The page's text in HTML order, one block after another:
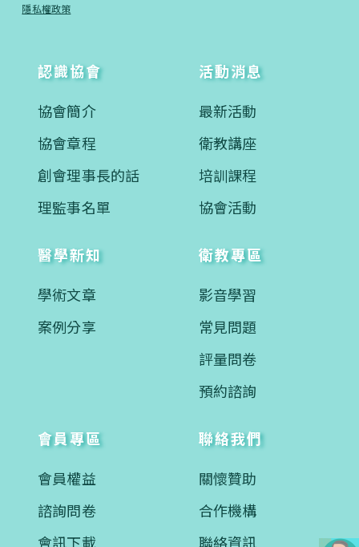
隱私權政策
認識協會
協會簡介
協會章程
創會理事長的話
理監事名單
活動消息
最新活動
衛教講座
培訓課程
協會活動
醫學新知
學術文章
案例分享
衛教專區
影音學習
常見問題
評量問卷
預約諮詢
會員專區
會員權益
諮詢問卷
會訊下載
聯絡我們
關懷贊助
合作機構
聯絡資訊